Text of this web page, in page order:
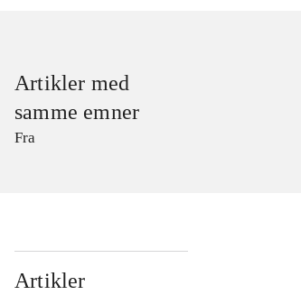
Artikler med
samme emner
Fra
Artikler